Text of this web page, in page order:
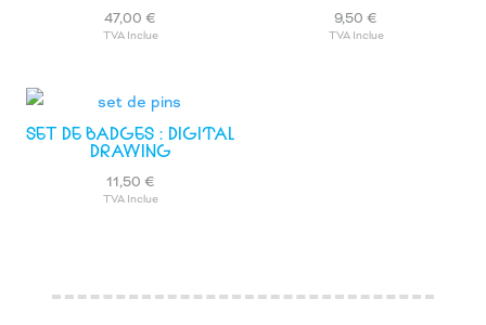
47,00 €
TVA Inclue
9,50 €
TVA Inclue
SET DE BADGES : DIGITAL
DRAWING
11,50 €
TVA Inclue